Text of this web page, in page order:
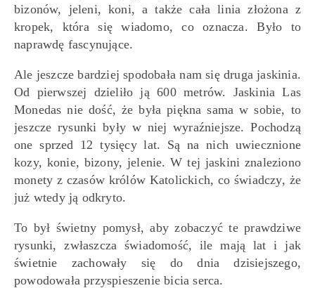
bizonów, jeleni, koni, a także cała linia złożona z
kropek, która się wiadomo, co oznacza. Było to
naprawdę fascynujące.
Ale jeszcze bardziej spodobała nam się druga jaskinia.
Od pierwszej dzieliło ją 600 metrów. Jaskinia Las
Monedas nie dość, że była piękna sama w sobie, to
jeszcze rysunki były w niej wyraźniejsze. Pochodzą
one sprzed 12 tysięcy lat. Są na nich uwiecznione
kozy, konie, bizony, jelenie. W tej jaskini znaleziono
monety z czasów królów Katolickich, co świadczy, że
już wtedy ją odkryto.
To był świetny pomysł, aby zobaczyć te prawdziwe
rysunki, zwłaszcza świadomość, ile mają lat i jak
świetnie zachowały się do dnia dzisiejszego,
powodowała przyspieszenie bicia serca.